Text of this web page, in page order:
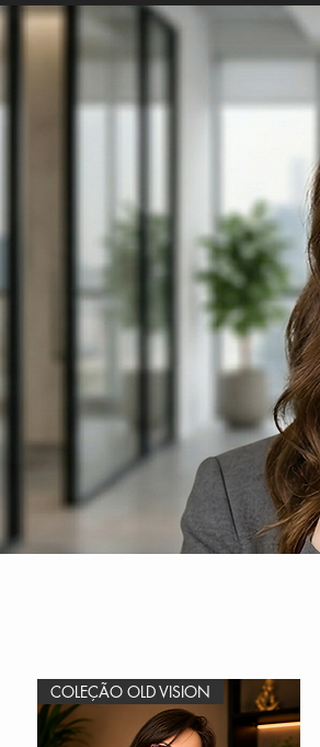
COLEÇÃO OLD VISION